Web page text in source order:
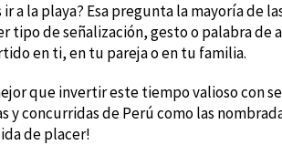
ir a la playa? Esa pregunta la mayoría de
tipo de señalización, gesto o palabra de
en ti, en tu pareja o en tu familia.
que invertir este tiempo valioso con
y concurridas de Perú como las
de placer!